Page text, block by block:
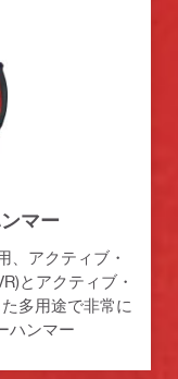
マー
、アクティブ・
とアクティブ・
多用途で非常に
ハンマー